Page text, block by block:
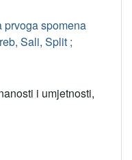
spomena
Sali, Split ;
i umjetnosti,